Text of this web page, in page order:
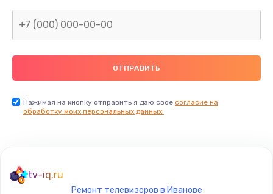
800 руб.
Не видит флешку
400 руб.
Заказать
Нажимая на кнопку отправить я даю свое согласие на
обработку моих персональных данных.
tv-iq.ru
Ремонт телевизоров в Иванове